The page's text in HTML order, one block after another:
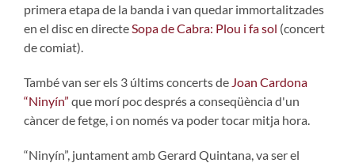
primera etapa de la banda i van quedar immortalitzades
en el disc en directe Sopa de Cabra: Plou i fa sol (concert
de comiat).
També van ser els 3 últims concerts de Joan Cardona
“Ninyín” que morí poc després a conseqüència d'un
càncer de fetge, i on només va poder tocar mitja hora.
“Ninyín”, juntament amb Gerard Quintana, va ser el